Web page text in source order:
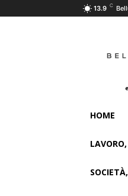
13.9 C
HOME